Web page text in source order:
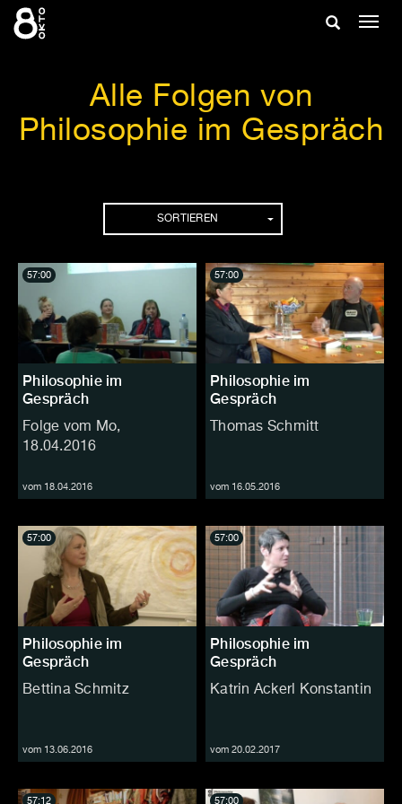
Zum
Inhalt
Suche
Alle Folgen von
Philosophie im Gespräch
SORTIEREN
Philosophie im
Gespräch
Folge vom Mo,
18.04.2016
vom 18.04.2016
57:00
Philosophie im
Gespräch
Thomas Schmitt
vom 16.05.2016
57:00
Philosophie im
Gespräch
Bettina Schmitz
vom 13.06.2016
57:00
Philosophie im
Gespräch
Katrin Ackerl Konstantin
vom 20.02.2017
57:00
57:12 57:00